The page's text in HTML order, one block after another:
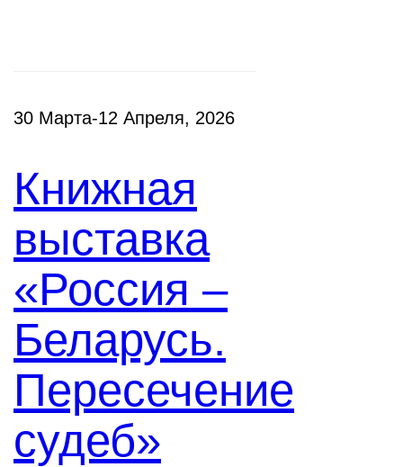
30 Марта-12 Апреля, 2026
Книжная
выставка
«Россия –
Беларусь.
Пересечение
судеб»